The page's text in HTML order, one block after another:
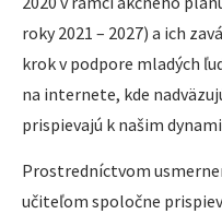
roky 2021 – 2027) a ich
krok v podpore mladých
na internete, kde
prispievajú k našim
Prostredníctvom
učiteľom spoločne